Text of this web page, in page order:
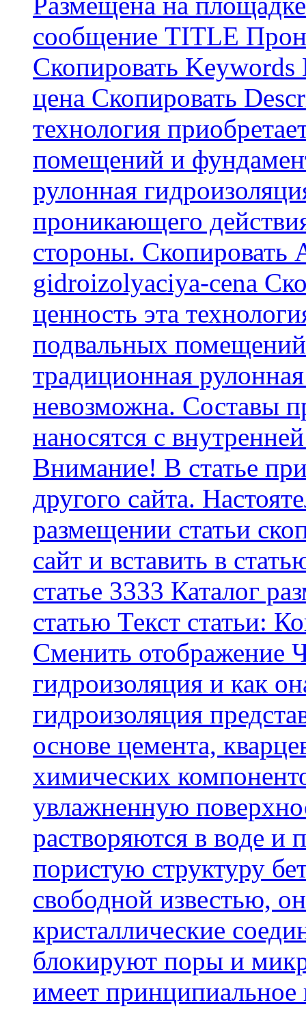
сообщение TITLE
Скопировать
цена Скопировать
технология
помещений и
рулонная
проникающего
стороны. Скопировать
gidroizolyaciya-cena
ценность эта
подвальных
традиционная
невозможна. Составы
наносятся с
Внимание! В статье
другого сайта.
размещении статьи
сайт и вставить в
статье 3333 Каталог
статью Текст статьи:
Cменить отображение
гидроизоляция и как
гидроизоляция
основе цемента,
химических
увлажненную
растворяются в воде и
пористую структуру
свободной известью,
кристаллические
блокируют поры и
имеет